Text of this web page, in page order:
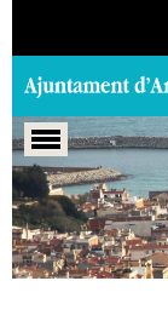
Portada > Agenda
dels Indians